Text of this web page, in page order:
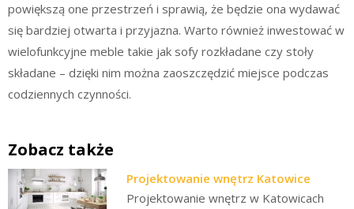
powiększą one przestrzeń i sprawią, że będzie ona wydawać
się bardziej otwarta i przyjazna. Warto również inwestować w
wielofunkcyjne meble takie jak sofy rozkładane czy stoły
składane – dzięki nim można zaoszczędzić miejsce podczas
codziennych czynności.
Zobacz także
Projektowanie wnętrz Katowice
Projektowanie wnętrz w Katowicach